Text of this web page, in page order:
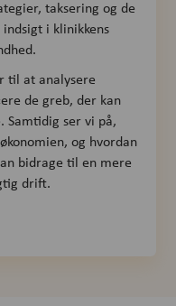
taksering og de
i klinikkens
til at analysere
de greb, der kan
Samtidig ser vi på,
og hvordan
bidrage til en mere
drift.